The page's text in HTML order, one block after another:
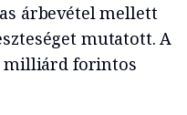
árbevétel mellett
mutatott. A
milliárd forintos